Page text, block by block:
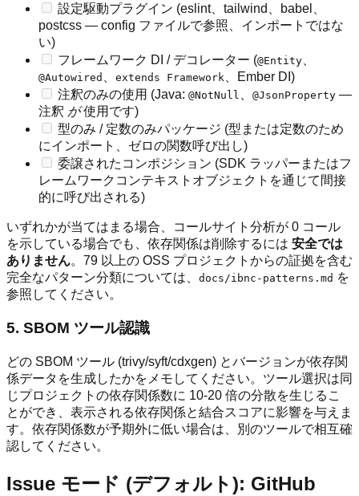
設定駆動プラグイン (eslint、tailwind、babel、
postcss — config ファイルで参照、インポートではな
い)
フレームワーク DI / デコレーター (@Entity
@Autowired extends Framework
、Ember DI)
注釈のみの使用 (Java: @NotNull @JsonProperty —
注釈 が使用です)
型のみ / 定数のみパッケージ (型または定数のため
にインポート、ゼロの関数呼び出し)
委譲されたコンポジション (SDK ラッパーまたはフ
レームワークコンテキストオブジェクトを通じて間接
的に呼び出される)
いずれかが当てはまる場合、コールサイト分析が 0 コール
を示している場合でも、依存関係は削除するには 安全では
ありません。79 以上の OSS プロジェクトからの証拠を含む
完全なパターン分類については、 docs/ibnc-patterns.md を
参照してください。
5. SBOM ツール認識
どの SBOM ツール (trivy/syft/cdxgen) とバージョンが依存関
係データを生成したかをメモしてください。ツール選択は同
じプロジェクトの依存関係数に 10-20 倍の分散を生じるこ
とができ、表示される依存関係と結合スコアに影響を与えま
す。依存関係数が予期外に低い場合は、別のツールで相互確
認してください。
Issue モード (デフォルト): GitHub